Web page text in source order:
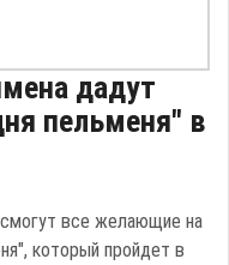
дадут
пельменя" в
все желающие на
который пройдет в